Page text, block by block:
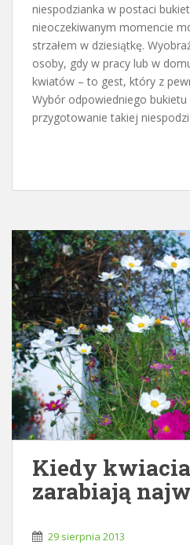
niespodzianka w postaci
nieoczekiwanym momencie
strzałem w dziesiątkę.
osoby, gdy w pracy lub w
kwiatów – to gest, który z
Wybór odpowiedniego bukietu
przygotowanie takiej
Kiedy
zarabiają
29 sierpnia 2013